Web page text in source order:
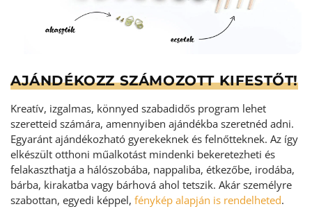
AJÁNDÉKOZZ SZÁMOZOTT KIFESTŐT!
Kreatív, izgalmas, könnyed szabadidős program lehet
szeretteid számára, amennyiben ajándékba szeretnéd adni.
Egyaránt ajándékozható gyerekeknek és felnőtteknek. Az így
elkészült otthoni műalkotást mindenki bekeretezheti és
felakaszthatja a hálószobába, nappaliba, étkezőbe, irodába,
bárba, kirakatba vagy bárhová ahol tetszik. Akár személyre
szabottan, egyedi képpel, fénykép alapján is rendelheted.